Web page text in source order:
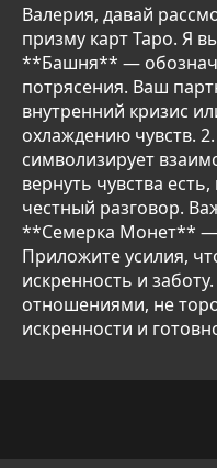
Валерия, давай
призму карт Таро. Я
**Башня** —
потрясения. Ваш
внутренний кризис
охлаждению чувств.
символизирует
вернуть чувства
честный разговор.
**Семерка Монет** —
Приложите усилия,
искренность и
отношениями, не
искренности и